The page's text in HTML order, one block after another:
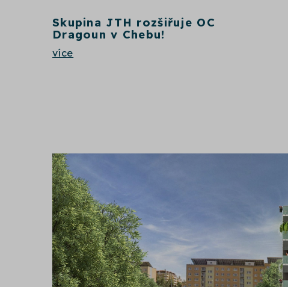
Skupina JTH rozšiřuje OC
Dragoun v Chebu!
více